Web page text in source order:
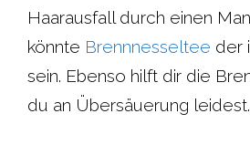
Haarausfall durch einen
könnte Brennnesseltee der
sein. Ebenso hilft dir die
du an Übersäuerung leidest.